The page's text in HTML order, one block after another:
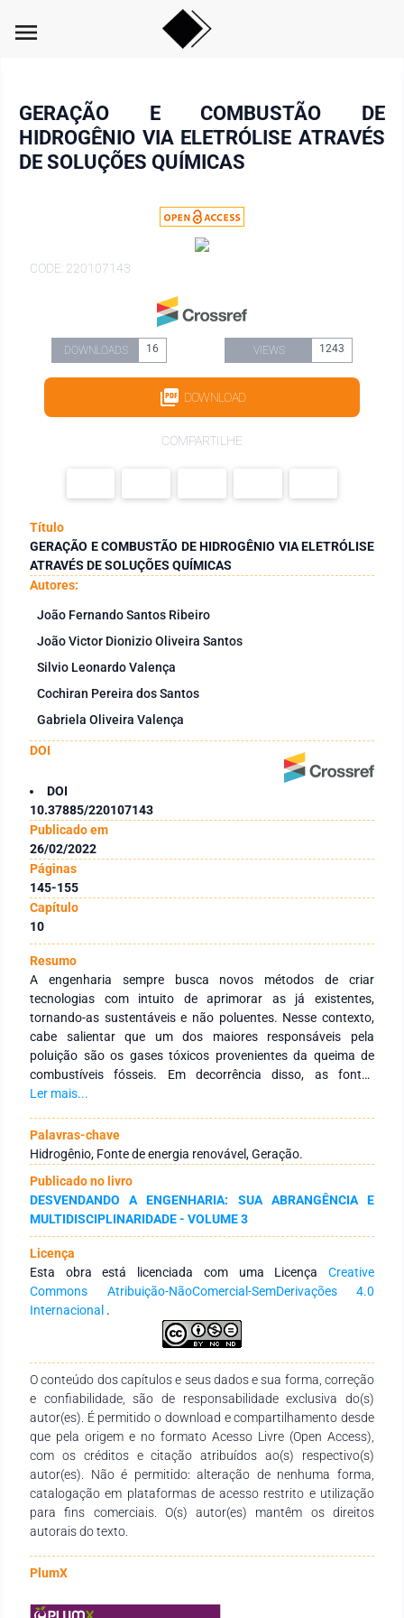
menu
GERAÇÃO E COMBUSTÃO DE
HIDROGÊNIO VIA ELETRÓLISE ATRAVÉS
DE SOLUÇÕES QUÍMICAS
CODE: 220107143
DOWNLOADS 16 VIEWS 1243
DOWNLOAD
COMPARTILHE
Título
GERAÇÃO E COMBUSTÃO DE HIDROGÊNIO VIA ELETRÓLISE
ATRAVÉS DE SOLUÇÕES QUÍMICAS
Autores:
João Fernando Santos Ribeiro
João Victor Dionizio Oliveira Santos
Silvio Leonardo Valença
Cochiran Pereira dos Santos
Gabriela Oliveira Valença
DOI
DOI
10.37885/220107143
Publicado em
26/02/2022
Páginas
145-155
Capítulo
10
Resumo
A engenharia sempre busca novos métodos de criar
tecnologias com intuito de aprimorar as já existentes,
tornando-as sustentáveis e não poluentes. Nesse contexto,
cabe salientar que um dos maiores responsáveis pela
poluição são os gases tóxicos provenientes da queima de
combustíveis fósseis. Em decorrência disso, as fontes
renováveis têm se tornado tema de várias pesquisas que
ambiente. Nesse cenário, o presente trabalho tem o intuito de
demonstrar uma das formas de geração de que o gás
Hidrogênio pode se tornar um dos combustíveis renováveis
do futuro. Esse por sua vez, poderá se tornar à longo prazo
um tipo de fonte de energia com baixo custo financeiro,
tornando-se viável economicamente sem poluir a atmosfera.
O foco desse trabalho é demonstrar que é possível gerar
Hidrogênio eletrolítico de forma fácil. No entanto, para que
isso ocorra faz-se necessário o desenvolvimento de estudos
detalhados que busquem formas de aprimorar e aumentar a
eficiência energética do processo por completo. Desse modo,
a presente pesquisa tem como finalidade demonstrar uma
através da utilização de um dispositivo (bico) com válvula
instalado na extremidade de uma mangueira. No entanto,
cabe salientar também que se faz necessário a verificação da
viabilidade técnica e econômica do projeto frente às
tecnologias existentes atualmente no mercado. Contudo, a
geração do gás hidrogênio via eletrólise se tornou mais
eficiente utilizando a solução química com o reagente NaOH,
pois ela produziu mais quantidade de gás em menor tempo de
processo.
Ler mais...
Palavras-chave
Hidrogênio, Fonte de energia renovável, Geração.
Publicado no livro
DESVENDANDO A ENGENHARIA: SUA ABRANGÊNCIA E
MULTIDISCIPLINARIDADE - VOLUME 3
Licença
Esta obra está licenciada com uma Licença Creative
Commons Atribuição-NãoComercial-SemDerivações 4.0
Internacional .
O conteúdo dos capítulos e seus dados e sua forma, correção
e confiabilidade, são de responsabilidade exclusiva do(s)
autor(es). É permitido o download e compartilhamento desde
que pela origem e no formato Acesso Livre (Open Access),
com os créditos e citação atribuídos ao(s) respectivo(s)
autor(es). Não é permitido: alteração de nenhuma forma,
catalogação em plataformas de acesso restrito e utilização
para fins comerciais. O(s) autor(es) mantêm os direitos
autorais do texto.
PlumX